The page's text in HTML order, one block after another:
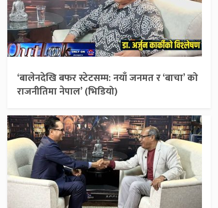
‘बालेनदेखि बफर स्टेटसम्म: नयाँ जनमत र ‘बाचा’ को
राजनीतिमा नेपाल’ (भिडियो)